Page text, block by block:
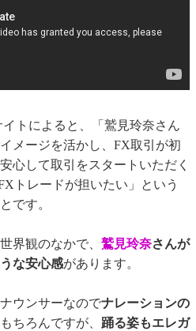
トによると、「鷲見玲奈さん
メージを活かし、FX取引が初
心して取引をスタートいただく
トレードが担いたい」という
です。
界観のなかで、 鷲見玲奈さんが
な安心感があります。
ウンサーなのでナレーションの
ちろんですが、 踊る姿もエレガ